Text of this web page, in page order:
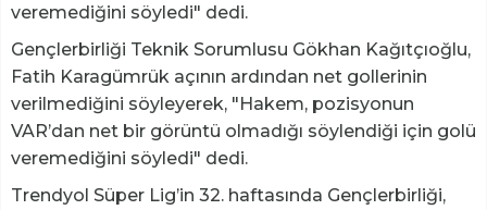
veremediğini söyledi" dedi.
Gençlerbirliği Teknik Sorumlusu Gökhan Kağıtçıoğlu,
Fatih Karagümrük açının ardından net gollerinin
verilmediğini söyleyerek, "Hakem, pozisyonun
VAR’dan net bir görüntü olmadığı söylendiği için golü
veremediğini söyledi" dedi.
Trendyol Süper Lig’in 32. haftasında Gençlerbirliği,